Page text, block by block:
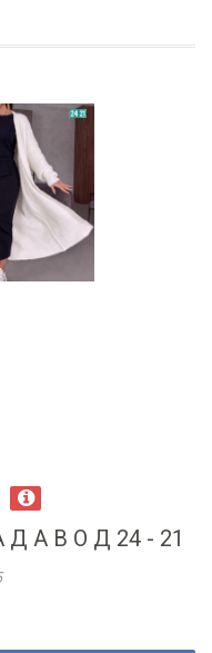
А В О Д 24 - 21